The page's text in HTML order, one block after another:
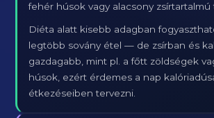
fehér húsok vagy alacsony zsírtartalmú
Diéta alatt kisebb adagban
legtöbb sovány étel — de zsírban és
gazdagabb, mint pl. a főtt zöldségek
húsok, ezért érdemes a nap
étkezéseiben tervezni.